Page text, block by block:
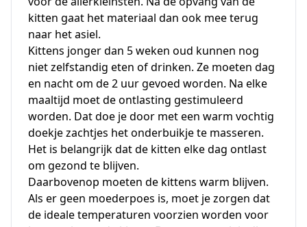
kitten gaat het materiaal dan ook mee terug
naar het asiel.
Kittens jonger dan 5 weken oud kunnen nog
niet zelfstandig eten of drinken. Ze moeten dag
en nacht om de 2 uur gevoed worden. Na elke
maaltijd moet de ontlasting gestimuleerd
worden. Dat doe je door met een warm vochtig
doekje zachtjes het onderbuikje te masseren.
Het is belangrijk dat de kitten elke dag ontlast
om gezond te blijven.
Daarbovenop moeten de kittens warm blijven.
Als er geen moederpoes is, moet je zorgen dat
de ideale temperaturen voorzien worden voor